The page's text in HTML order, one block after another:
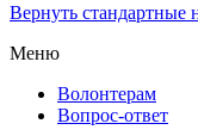
Вернуть стандартные
Меню
Волонтерам
Вопрос-ответ